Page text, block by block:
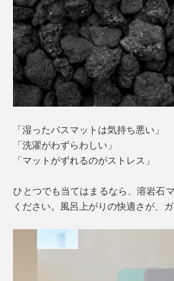
「湿ったバスマットは気持ち悪い」
「洗濯がわずらわしい」
「マットがずれるのがストレス」
ひとつでも当てはまるなら、溶岩石
ください。風呂上がりの快適さが、